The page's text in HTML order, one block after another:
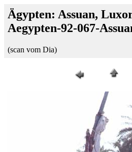
Ägypten: Assuan,
Aegypten-92-067-
(scan vom Dia)